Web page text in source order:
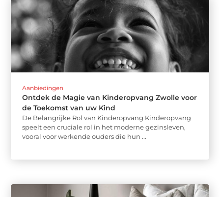
Aanbiedingen
Ontdek de Magie van Kinderopvang Zwolle voor
de Toekomst van uw Kind
De Belangrijke Rol van Kinderopvang Kinderopvang
speelt een cruciale rol in het moderne gezinsleven,
vooral voor werkende ouders die hun ...